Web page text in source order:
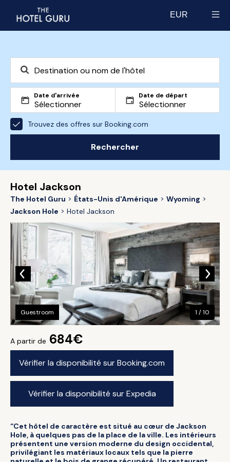
EUR
Date d'arrivée Date de départ
Trouvez des offres sur Booking.com
Rechercher
Hotel Jackson
The Hotel Guru États-Unis d'Amérique
Wyoming
Jackson Hole
Hotel Jackson
A partir de 684€
Vérifier la disponibilité sur Booking.com
Vérifier la disponibilité sur Expedia
Guestroom 1 / 10
“Cet hôtel de caractère est situé au cœur de Jackson
Hole, à quelques pas de la place de la ville. Les intérieurs
présentent une version moderne du design occidental,
privilégiant les matériaux locaux tels que la pierre